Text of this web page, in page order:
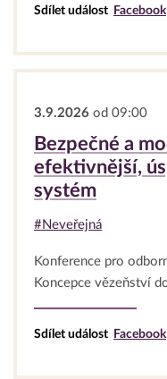
Sdílet událost Facebook
3.9.2026 od 09:00
Bezpečné a
efektivnější,
systém
#Neveřejná
Konference pro
Koncepce vězeňství
Sdílet událost Facebook